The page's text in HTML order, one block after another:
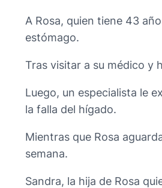
A Rosa, quien tiene 43
estómago.
Tras visitar a su médico y
Luego, un especialista le
la falla del hígado.
Mientras que Rosa
semana.
Sandra, la hija de Rosa